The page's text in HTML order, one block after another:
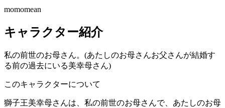
momomean
キャラクター紹介
私の前世のお母さん。(あたしのお母さんお父さんが結婚す
る前の過去にいる美幸母さん)
このキャラクターについて
獅子王美幸母さんは、私の前世のお母さんで、あたしのお母